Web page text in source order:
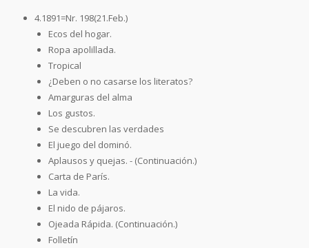
4.1891=Nr. 198(21.Feb.)
Ecos del hogar.
Ropa apolillada.
Tropical
¿Deben o no casarse los literatos?
Amarguras del alma
Los gustos.
Se descubren las verdades
El juego del dominó.
Aplausos y quejas. - (Continuación.)
Carta de París.
La vida.
El nido de pájaros.
Ojeada Rápida. (Continuación.)
Folletín